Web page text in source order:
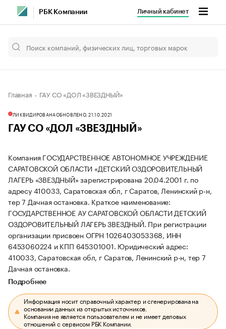
РБК Компании Личный кабинет
Главная ГАУ СО «ДОЛ «ЗВЕЗДНЫЙ»
ЛИКВИДИРОВАНАОБНОВЛЕНО, 21.10.2021
ГАУ СО «ДОЛ «ЗВЕЗДНЫЙ»
Компания ГОСУДАРСТВЕННОЕ АВТОНОМНОЕ УЧРЕЖДЕНИЕ
САРАТОВСКОЙ ОБЛАСТИ «ДЕТСКИЙ ОЗДОРОВИТЕЛЬНЫЙ
ЛАГЕРЬ «ЗВЕЗДНЫЙ» зарегистрирована 20.04.2001 г. по
адресу 410033, Саратовская обл, г Саратов, Ленинский р-н,
тер 7 Дачная остановка. Краткое наименование:
ГОСУДАРСТВЕННОЕ АУ САРАТОВСКОЙ ОБЛАСТИ ДЕТСКИЙ
ОЗДОРОВИТЕЛЬНЫЙ ЛАГЕРЬ ЗВЕЗДНЫЙ. При регистрации
организации присвоен ОГРН 1026403053368, ИНН
6453060224 и КПП 645301001. Юридический адрес:
410033, Саратовская обл, г Саратов, Ленинский р-н, тер 7
Дачная остановка.
Подробнее
Информация носит справочный характер и сгенерирована на
основании данных из открытых источников.
Компания не является пользователем и не имеет деловых
отношений с сервисом РБК Компании.